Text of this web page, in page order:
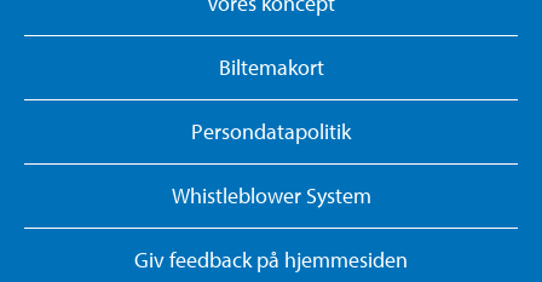
Biltemakort
Persondatapolitik
Whistleblower System
Giv feedback på hjemmesiden